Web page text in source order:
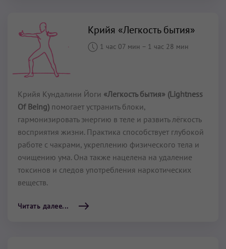
Крийя «Легкость бытия»
1 час 07 мин – 1 час 28 мин
Крийя Кундалини Йоги «Легкость бытия» (Lightness
Of Being) помогает устранить блоки,
гармонизировать энергию в теле и развить лёгкость
восприятия жизни. Практика способствует глубокой
работе с чакрами, укреплению физического тела и
очищению ума. Она также нацелена на удаление
токсинов и следов употребления наркотических
веществ.
Читать далее...